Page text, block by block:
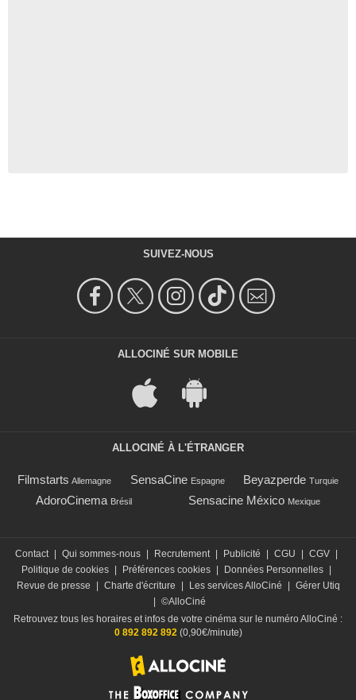
SUIVEZ-NOUS
ALLOCINÉ SUR MOBILE
ALLOCINÉ À L'ÉTRANGER
Filmstarts Allemagne SensaCine Espagne Beyazperde Turquie
AdoroCinema Brésil Sensacine México Mexique
Contact Qui sommes-nous Recrutement Publicité CGU CGV
Politique de cookies
Préférences cookies Données Personnelles
Revue de presse
Charte d'écriture Les services AlloCiné
Gérer Utiq
©AlloCiné
Retrouvez tous les horaires et infos de votre cinéma sur le numéro AlloCiné :
0 892 892 892(0,90€/minute)